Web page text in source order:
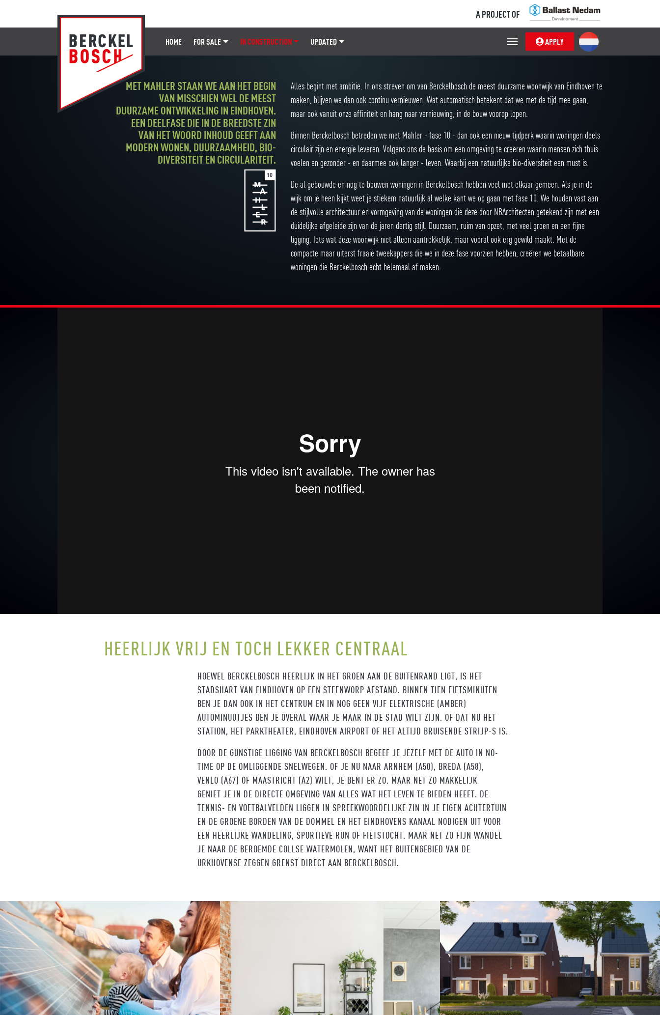
A PROJECT OF
HOME FOR SALE IN CONSTRUCTION UPDATED APPLY
MET MAHLER STAAN WE AAN HET BEGIN
VAN MISSCHIEN WEL DE MEEST
DUURZAME ONTWIKKELING IN EINDHOVEN.
EEN DEELFASE DIE IN DE BREEDSTE ZIN
VAN HET WOORD INHOUD GEEFT AAN
MODERN WONEN, DUURZAAMHEID, BIO-
DIVERSITEIT EN CIRCULARITEIT.
Alles begint met ambitie. In ons streven om van Berckelbosch de meest duurzame woonwijk van Eindhoven te
maken, blijven we dan ook continu vernieuwen. Wat automatisch betekent dat we met de tijd mee gaan,
maar ook vanuit onze affiniteit en hang naar vernieuwing, in de bouw voorop lopen.
Binnen Berckelbosch betreden we met Mahler - fase 10 - dan ook een nieuw tijdperk waarin woningen deels
circulair zijn en energie leveren. Volgens ons de basis om een omgeving te creëren waarin mensen zich thuis
voelen en gezonder - en daarmee ook langer - leven. Waarbij een natuurlijke bio-diversiteit een must is.
De al gebouwde en nog te bouwen woningen in Berckelbosch hebben veel met elkaar gemeen. Als je in de
wijk om je heen kijkt weet je stiekem natuurlijk al welke kant we op gaan met fase 10. We houden vast aan
de stijlvolle architectuur en vormgeving van de woningen die deze door NBArchitecten getekend zijn met een
duidelijke afgeleide zijn van de jaren dertig stijl. Duurzaam, ruim van opzet, met veel groen en een fijne
ligging. Iets wat deze woonwijk niet alleen aantrekkelijk, maar vooral ook erg gewild maakt. Met de
compacte maar uiterst fraaie tweekappers die we in deze fase voorzien hebben, creëren we betaalbare
woningen die Berckelbosch echt helemaal af maken.
HEERLIJK VRIJ EN TOCH LEKKER CENTRAAL
HOEWEL BERCKELBOSCH HEERLIJK IN HET GROEN AAN DE BUITENRAND LIGT, IS HET
STADSHART VAN EINDHOVEN OP EEN STEENWORP AFSTAND. BINNEN TIEN FIETSMINUTEN
BEN JE DAN OOK IN HET CENTRUM EN IN NOG GEEN VIJF ELEKTRISCHE (AMBER)
AUTOMINUUTJES BEN JE OVERAL WAAR JE MAAR IN DE STAD WILT ZIJN. OF DAT NU HET
STATION, HET PARKTHEATER, EINDHOVEN AIRPORT OF HET ALTIJD BRUISENDE STRIJP-S IS.
DOOR DE GUNSTIGE LIGGING VAN BERCKELBOSCH BEGEEF JE JEZELF MET DE AUTO IN NO-
TIME OP DE OMLIGGENDE SNELWEGEN. OF JE NU NAAR ARNHEM (A50), BREDA (A58),
VENLO (A67) OF MAASTRICHT (A2) WILT, JE BENT ER ZO. MAAR NET ZO MAKKELIJK
GENIET JE IN DE DIRECTE OMGEVING VAN ALLES WAT HET LEVEN TE BIEDEN HEEFT. DE
TENNIS- EN VOETBALVELDEN LIGGEN IN SPREEKWOORDELIJKE ZIN IN JE EIGEN ACHTERTUIN
EN DE GROENE BORDEN VAN DE DOMMEL EN HET EINDHOVENS KANAAL NODIGEN UIT VOOR
EEN HEERLIJKE WANDELING, SPORTIEVE RUN OF FIETSTOCHT. MAAR NET ZO FIJN WANDEL
JE NAAR DE BEROEMDE COLLSE WATERMOLEN, WANT HET BUITENGEBIED VAN DE
URKHOVENSE ZEGGEN GRENST DIRECT AAN BERCKELBOSCH.